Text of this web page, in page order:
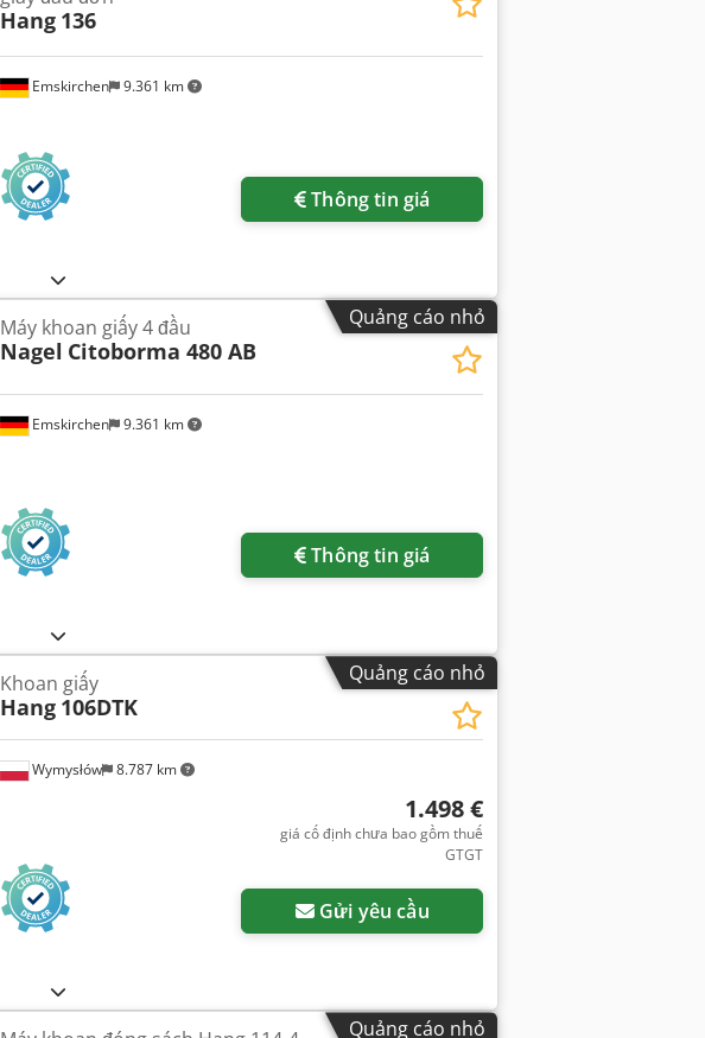
Emskirchen 9.361 km
Hang 136
Thông tin giá
Quảng cáo nhỏ
Emskirchen 9.361 km
Máy khoan giấy 4 đầu
Nagel Citoborma 480 AB
Thông tin giá
Quảng cáo nhỏ
Wymysłów 8.787 km
Khoan giấy
Hang 106DTK
1.498 €
giá cố định chưa bao gồm thuế
GTGT
Gửi yêu cầu
Quảng cáo nhỏ